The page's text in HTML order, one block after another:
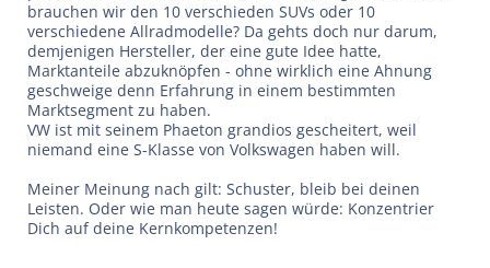
brauchen wir den 10 verschieden SUVs oder 10
verschiedene Allradmodelle? Da gehts doch nur darum,
demjenigen Hersteller, der eine gute Idee hatte,
Marktanteile abzuknöpfen - ohne wirklich eine Ahnung
geschweige denn Erfahrung in einem bestimmten
Marktsegment zu haben.
VW ist mit seinem Phaeton grandios gescheitert, weil
niemand eine S-Klasse von Volkswagen haben will.
Meiner Meinung nach gilt: Schuster, bleib bei deinen
Leisten. Oder wie man heute sagen würde: Konzentrier
Dich auf deine Kernkompetenzen!